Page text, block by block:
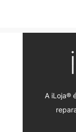
A iLoja®